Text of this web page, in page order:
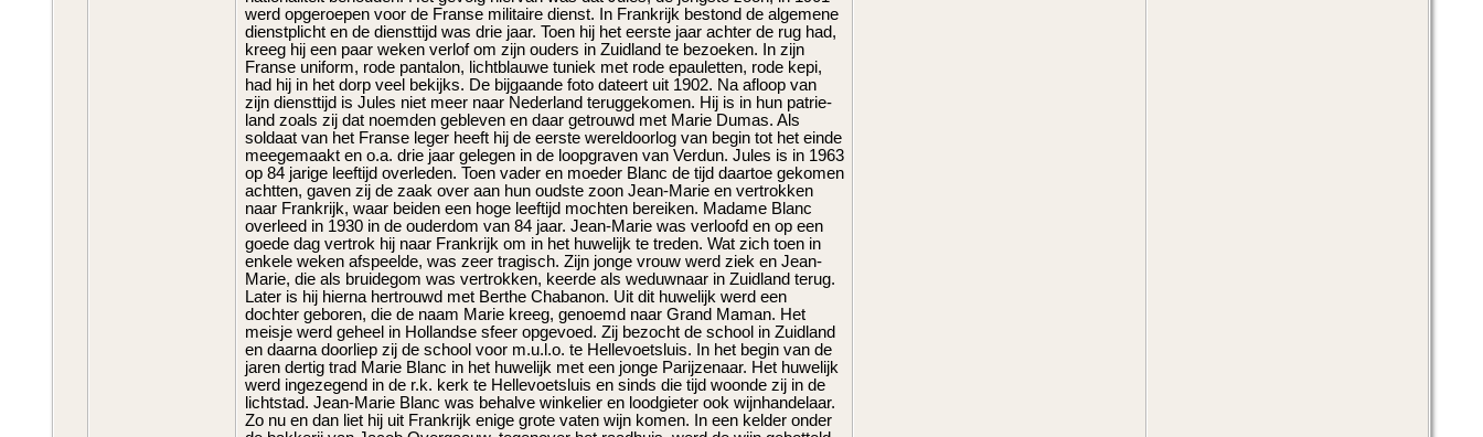
werd opgeroepen voor de Franse militaire dienst. In Frankrijk bestond de algemene
dienstplicht en de diensttijd was drie jaar. Toen hij het eerste jaar achter de rug had,
kreeg hij een paar weken verlof om zijn ouders in Zuidland te bezoeken. In zijn
Franse uniform, rode pantalon, lichtblauwe tuniek met rode epauletten, rode kepi,
had hij in het dorp veel bekijks. De bijgaande foto dateert uit 1902. Na afloop van
zijn diensttijd is Jules niet meer naar Nederland teruggekomen. Hij is in hun patrie-
land zoals zij dat noemden gebleven en daar getrouwd met Marie Dumas. Als
soldaat van het Franse leger heeft hij de eerste wereldoorlog van begin tot het einde
meegemaakt en o.a. drie jaar gelegen in de loopgraven van Verdun. Jules is in 1963
op 84 jarige leeftijd overleden. Toen vader en moeder Blanc de tijd daartoe gekomen
achtten, gaven zij de zaak over aan hun oudste zoon Jean-Marie en vertrokken
naar Frankrijk, waar beiden een hoge leeftijd mochten bereiken. Madame Blanc
overleed in 1930 in de ouderdom van 84 jaar. Jean-Marie was verloofd en op een
goede dag vertrok hij naar Frankrijk om in het huwelijk te treden. Wat zich toen in
enkele weken afspeelde, was zeer tragisch. Zijn jonge vrouw werd ziek en Jean-
Marie, die als bruidegom was vertrokken, keerde als weduwnaar in Zuidland terug.
Later is hij hierna hertrouwd met Berthe Chabanon. Uit dit huwelijk werd een
dochter geboren, die de naam Marie kreeg, genoemd naar Grand Maman. Het
meisje werd geheel in Hollandse sfeer opgevoed. Zij bezocht de school in Zuidland
en daarna doorliep zij de school voor m.u.l.o. te Hellevoetsluis. In het begin van de
jaren dertig trad Marie Blanc in het huwelijk met een jonge Parijzenaar. Het huwelijk
werd ingezegend in de r.k. kerk te Hellevoetsluis en sinds die tijd woonde zij in de
lichtstad. Jean-Marie Blanc was behalve winkelier en loodgieter ook wijnhandelaar.
Zo nu en dan liet hij uit Frankrijk enige grote vaten wijn komen. In een kelder onder